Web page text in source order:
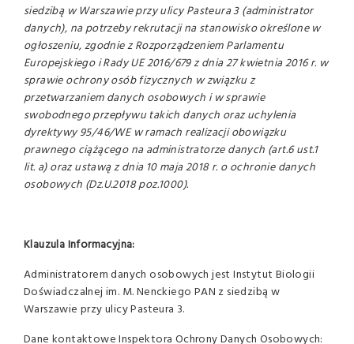
siedzibą w Warszawie przy ulicy Pasteura 3 (administrator
danych), na potrzeby rekrutacji na stanowisko określone w
ogłoszeniu, zgodnie z Rozporządzeniem Parlamentu
Europejskiego i Rady UE 2016/679 z dnia 27 kwietnia 2016 r. w
sprawie ochrony osób fizycznych w związku z
przetwarzaniem danych osobowych i w sprawie
swobodnego przepływu takich danych oraz uchylenia
dyrektywy 95/46/WE w ramach realizacji obowiązku
prawnego ciążącego na administratorze danych (art.6 ust.1
lit. a) oraz ustawą z dnia 10 maja 2018 r. o ochronie danych
osobowych (Dz.U.2018 poz.1000).
Klauzula Informacyjna:
Administratorem danych osobowych jest Instytut Biologii
Doświadczalnej im. M. Nenckiego PAN z siedzibą w
Warszawie przy ulicy Pasteura 3.
Dane kontaktowe Inspektora Ochrony Danych Osobowych: